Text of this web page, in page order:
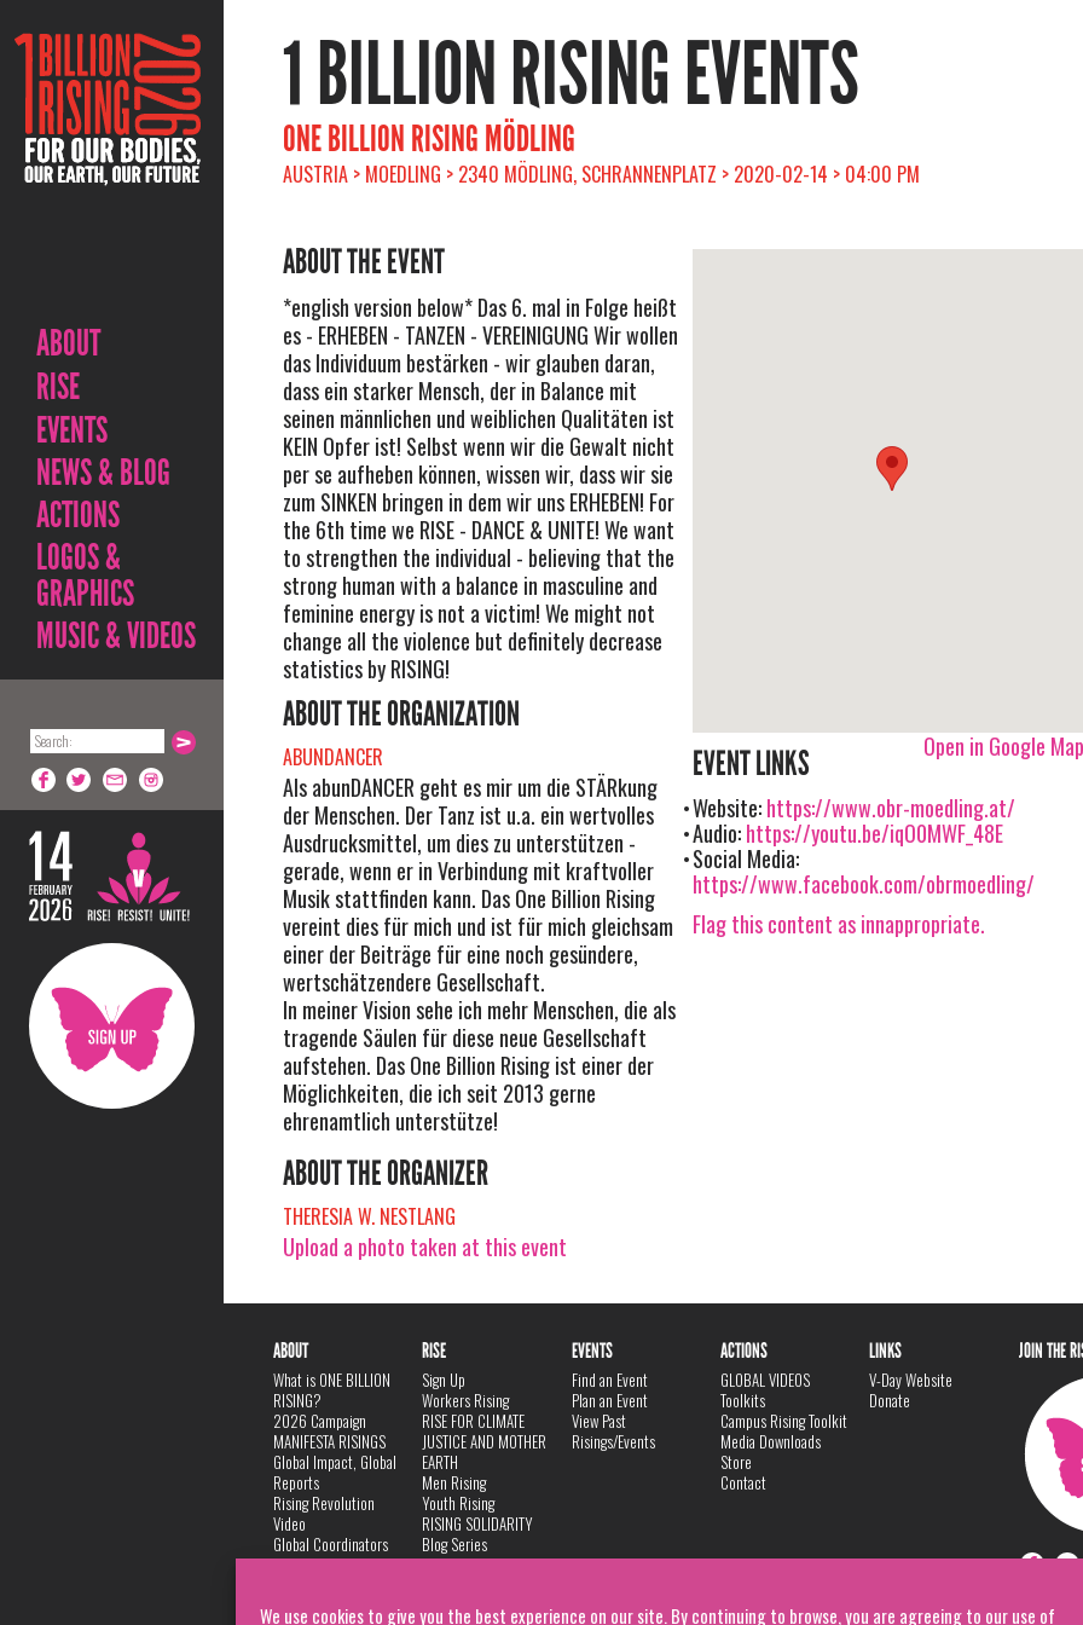
We use cookies to give you the best experience on our site. By continuing to browse, you are agreeing to our use of
ABOUT
RISE
EVENTS
NEWS & BLOG
ACTIONS
LOGOS &
GRAPHICS
MUSIC & VIDEOS
1 BILLION RISING EVENTS
ONE BILLION RISING MÖDLING
AUSTRIA > MOEDLING > 2340 MÖDLING, SCHRANNENPLATZ > 2020-02-14 > 04:00 PM
ABOUT THE EVENT
*english version below* Das 6. mal in Folge heißt
es - ERHEBEN - TANZEN - VEREINIGUNG Wir wollen
das Individuum bestärken - wir glauben daran,
dass ein starker Mensch, der in Balance mit
seinen männlichen und weiblichen Qualitäten ist
KEIN Opfer ist! Selbst wenn wir die Gewalt nicht
per se aufheben können, wissen wir, dass wir sie
zum SINKEN bringen in dem wir uns ERHEBEN! For
the 6th time we RISE - DANCE & UNITE! We want
to strengthen the individual - believing that the
strong human with a balance in masculine and
feminine energy is not a victim! We might not
change all the violence but definitely decrease
statistics by RISING!
ABOUT THE ORGANIZATION
ABUNDANCER
Als abunDANCER geht es mir um die STÄRkung
der Menschen. Der Tanz ist u.a. ein wertvolles
Ausdrucksmittel, um dies zu unterstützen -
gerade, wenn er in Verbindung mit kraftvoller
Musik stattfinden kann. Das One Billion Rising
vereint dies für mich und ist für mich gleichsam
einer der Beiträge für eine noch gesündere,
wertschätzendere Gesellschaft.
In meiner Vision sehe ich mehr Menschen, die als
tragende Säulen für diese neue Gesellschaft
aufstehen. Das One Billion Rising ist einer der
Möglichkeiten, die ich seit 2013 gerne
ehrenamtlich unterstütze!
ABOUT THE ORGANIZER
THERESIA W. NESTLANG
Upload a photo taken at this event
Open in Google
EVENT LINKS
Website:https://www.obr-moedling.at/
Audio:https://youtu.be/iqO0MWF_48E
Social Media:
https://www.facebook.com/obrmoedling/
Flag this content as innappropriate.
ABOUT
What is ONE BILLION
RISING?
2026 Campaign
MANIFESTA RISINGS
Global Impact, Global
Reports
Rising Revolution
Video
Global Coordinators
DANCE
Privacy Policy
RISE
Sign Up
Workers Rising
RISE FOR CLIMATE
JUSTICE AND MOTHER
EARTH
Men Rising
Youth Rising
RISING SOLIDARITY
Blog Series
EVENTS
Find an Event
Plan an Event
View Past
Risings/Events
ACTIONS
GLOBAL VIDEOS
Toolkits
Campus Rising Toolkit
Media Downloads
Store
Contact
LINKS
V-Day Website
Donate
JOIN THE